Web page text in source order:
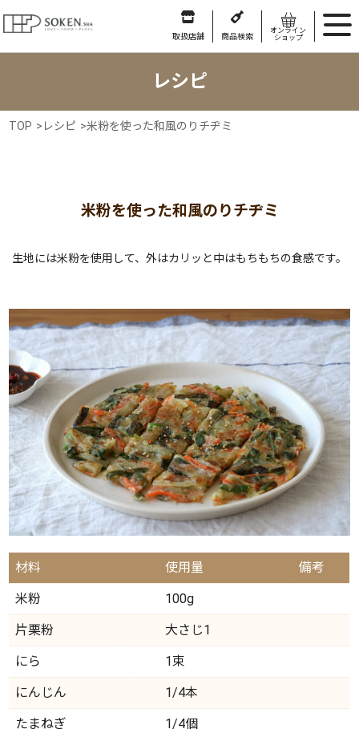
取扱店舗 商品検索
オンライン
ショップ
レシピ
TOP > レシピ >米粉を使った和風のりチヂミ
米粉を使った和風のりチヂミ
生地には米粉を使用して、外はカリッと中はもちもちの食感です。
材料 使用量 備考
米粉 100g
片栗粉 大さじ1
にら 1束
にんじん 1/4本
たまねぎ 1/4個